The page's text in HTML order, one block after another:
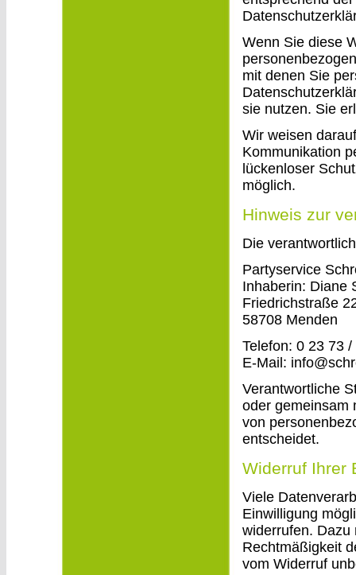
Wenn Sie diese
mit denen Sie
sie nutzen. Sie
Wir weisen
Kommunikation
lückenloser
möglich.
Hinweis zur
Die
Partyservice
Inhaberin: Diane
Friedrichstraße
58708 Menden
Telefon: 0 23 73
E-Mail:
Verantwortliche
oder gemeinsam
von
entscheidet.
Widerruf Ihrer
Viele
Einwilligung
widerrufen. Dazu
Rechtmäßigkeit
vom Widerruf